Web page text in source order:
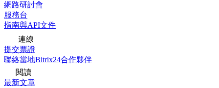
網路研討會
服務台
指南與API文件
連線
提交票證
聯絡當地Bitrix24合作夥伴
閱讀
最新文章